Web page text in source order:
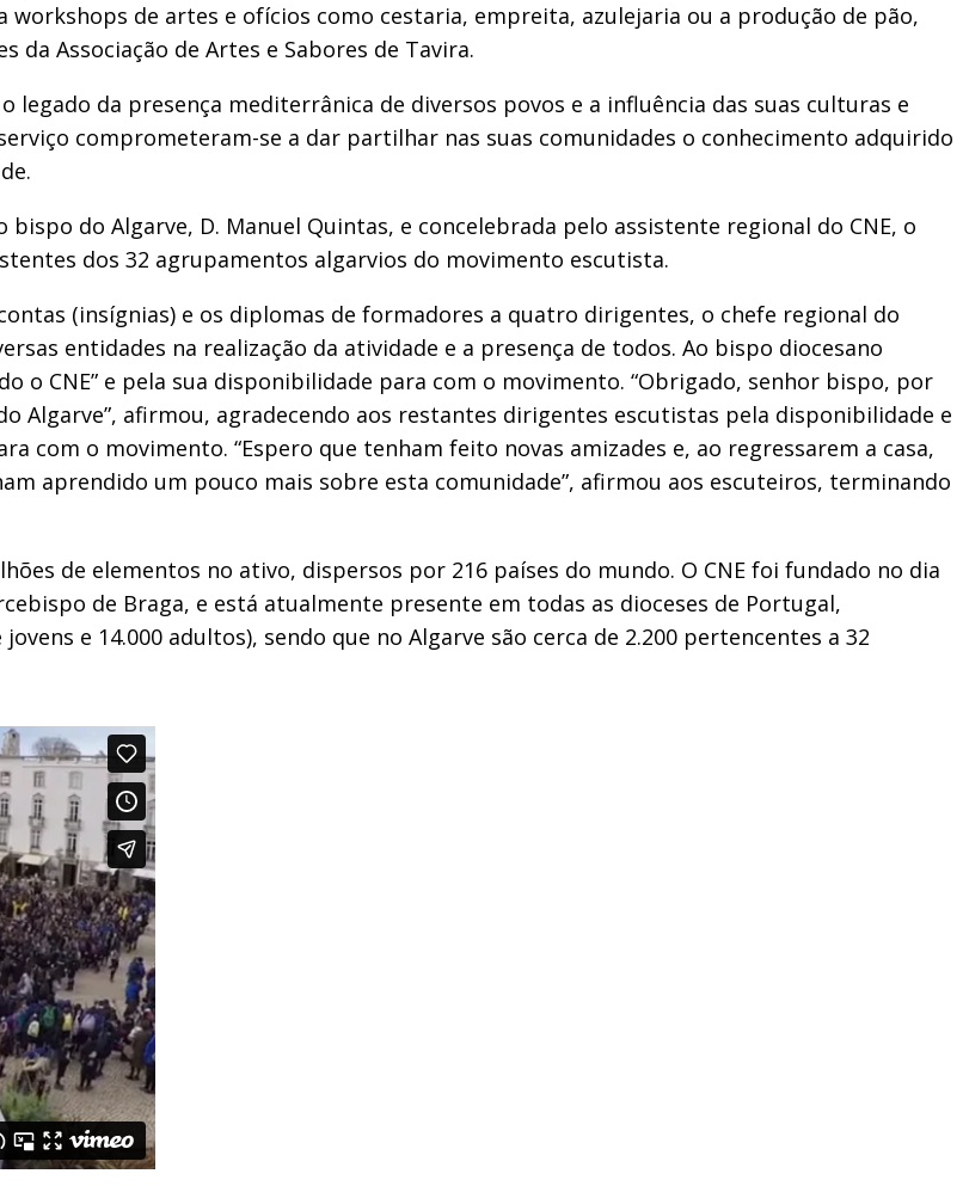
workshops de artes e ofícios como cestaria, empreita, azulejaria ou a produção de pão,
Associação de Artes e Sabores de Tavira.
legado da presença mediterrânica de diversos povos e a influência das suas culturas e
comprometeram-se a dar partilhar nas suas comunidades o conhecimento adquirido
bispo do Algarve, D. Manuel Quintas, e concelebrada pelo assistente regional do CNE, o
dos 32 agrupamentos algarvios do movimento escutista.
(insígnias) e os diplomas de formadores a quatro dirigentes, o chefe regional do
entidades na realização da atividade e a presença de todos. Ao bispo diocesano
o CNE” e pela sua disponibilidade para com o movimento. “Obrigado, senhor bispo, por
Algarve”, afirmou, agradecendo aos restantes dirigentes escutistas pela disponibilidade e
com o movimento. “Espero que tenham feito novas amizades e, ao regressarem a casa,
aprendido um pouco mais sobre esta comunidade”, afirmou aos escuteiros, terminando
de elementos no ativo, dispersos por 216 países do mundo. O CNE foi fundado no dia
de Braga, e está atualmente presente em todas as dioceses de Portugal,
e 14.000 adultos), sendo que no Algarve são cerca de 2.200 pertencentes a 32